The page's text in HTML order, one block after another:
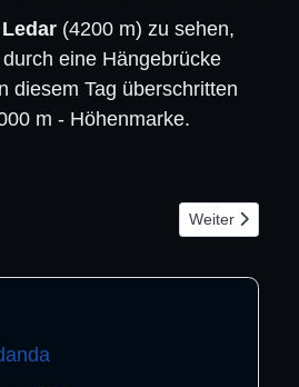
Ledar (4200 m) zu sehen,
eine Hängebrücke
diesem Tag überschritten
m - Höhenmarke.
Tag 7 Nächster
Weiter